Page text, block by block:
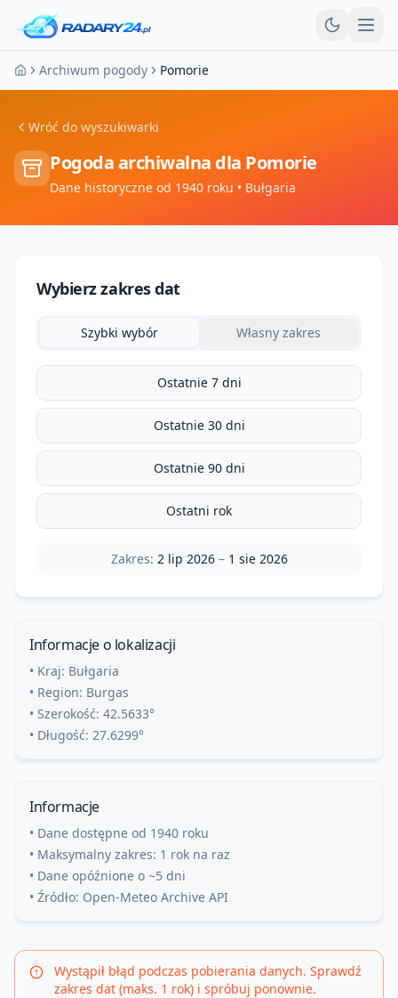
Strona główna
Archiwum pogody Pomorie
Wróć do wyszukiwarki
Pogoda archiwalna dla Pomorie
Dane historyczne od 1940 roku • Bułgaria
Wybierz zakres dat
Szybki wybór Własny zakres
Ostatnie 7 dni
Ostatnie 30 dni
Ostatnie 90 dni
Ostatni rok
Zakres: 2 lip 2026– 1 sie 2026
Informacje o lokalizacji
• Kraj: Bułgaria
• Region: Burgas
• Szerokość: 42.5633°
• Długość: 27.6299°
Informacje
• Dane dostępne od 1940 roku
• Maksymalny zakres: 1 rok na raz
• Dane opóźnione o ~5 dni
• Źródło: Open-Meteo Archive API
Wystąpił błąd podczas pobierania danych. Sprawdź
zakres dat (maks. 1 rok) i spróbuj ponownie.